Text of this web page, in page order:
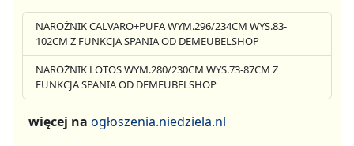
NAROŻNIK CALVARO+PUFA WYM.296/234CM WYS.83-
102CM Z FUNKCJA SPANIA OD DEMEUBELSHOP
NAROŻNIK LOTOS WYM.280/230CM WYS.73-87CM Z
FUNKCJA SPANIA OD DEMEUBELSHOP
więcej na ogłoszenia.niedziela.nl